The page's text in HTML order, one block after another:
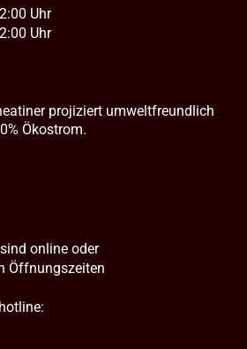
Uhr
Uhr
projiziert umweltfreundlich
Ökostrom.
online oder
Öffnungszeiten